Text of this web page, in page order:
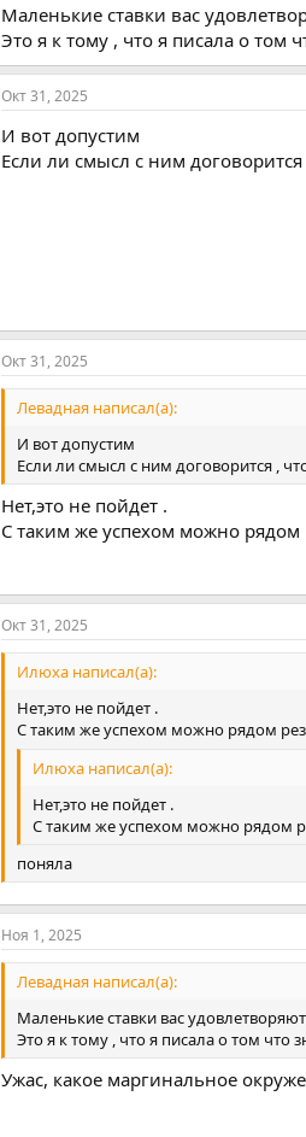
Маленькие ставки вас
Это я к тому , что я писала о том
Окт 31, 2025
И вот допустим
Если ли смысл с ним
Окт 31, 2025
Левадная написал(а):
И вот допустим
Если ли смысл с ним договорится ,
Нет,это не пойдет .
С таким же успехом можно рядом
Окт 31, 2025
Илюха написал(а):
Нет,это не пойдет .
С таким же успехом можно рядом
Илюха написал(а):
Нет,это не пойдет .
С таким же успехом можно рядом
поняла
Ноя 1, 2025
Левадная написал(а):
Маленькие ставки вас
Это я к тому , что я писала о том что
Ужас, какое маргинальное